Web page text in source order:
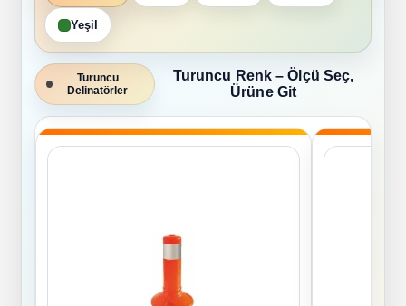
Yeşil
Turuncu
Delinatörler
Turuncu Renk – Ölçü Seç,
Ürüne Git